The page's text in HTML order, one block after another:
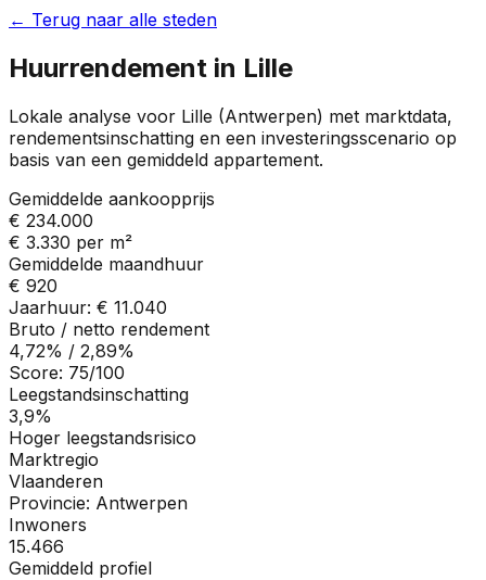
← Terug naar alle steden
Huurrendement in Lille
Lokale analyse voor Lille (Antwerpen) met marktdata,
rendementsinschatting en een investeringsscenario op
basis van een gemiddeld appartement.
Gemiddelde aankoopprijs
€ 234.000
€ 3.330 per m²
Gemiddelde maandhuur
€ 920
Jaarhuur: € 11.040
Bruto / netto rendement
4,72% / 2,89%
Score: 75/100
Leegstandsinschatting
3,9%
Hoger leegstandsrisico
Marktregio
Vlaanderen
Provincie: Antwerpen
Inwoners
15.466
Gemiddeld profiel